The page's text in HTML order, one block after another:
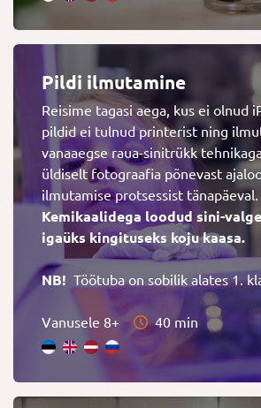
Pildi ilmutamine
Reisime tagasi aega, kus ei olnud
pildid ei tulnud printerist ning
vanaaegse raua-sinitrükk
üldiselt fotograafia põnevast
ilmutamise protsessist tänapäeval.
Kemikaalidega loodud sini-
igaüks kingituseks koju kaasa.
NB! Töötuba on sobilik alates 1.
Vanusele 8+ 40 min